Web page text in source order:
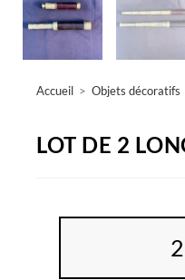
Accueil > Objets décoratifs
LOT DE 2